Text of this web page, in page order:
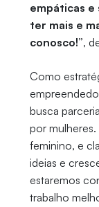
empáticas e
ter mais e
conosco!”,
Como
busca
por
feminino, e
ideias e
estaremos
trabalho